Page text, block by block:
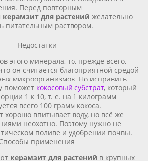
Перед повторным
керамзит для растений желательно
питательным раствором.
Недостатки
этого минерала, то, прежде всего,
он считается благоприятной средой
микроорганизмов. Но исправить
поможет кокосовый субстрат, который
1 к 10, т. е. на 1 килограмм
всего 100 грамм кокоса.
хорошо впитывает воду, но всё же
неохотно. Поэтому нужно не
поливе и удобрении почвы.
Способы применения
керамзит для растений в крупных